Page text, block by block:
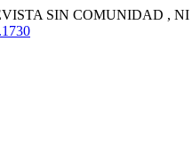
SIN COMUNIDAD ,